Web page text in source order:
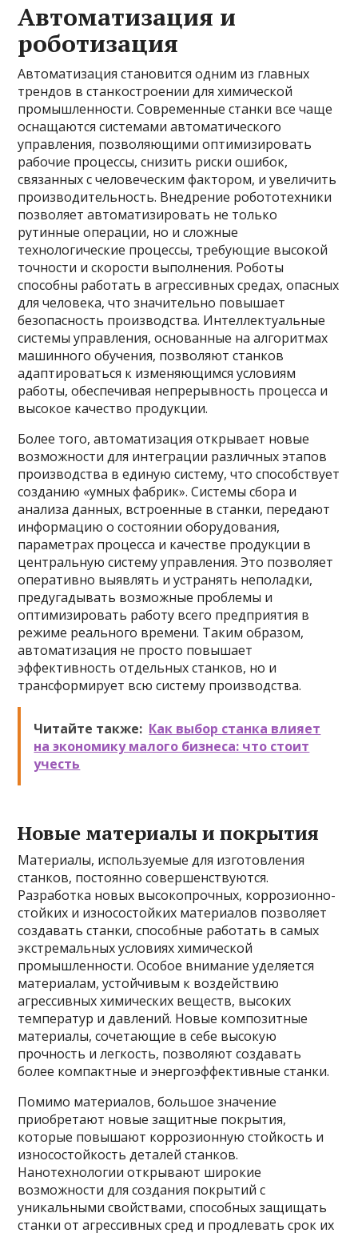
Автоматизация и
роботизация
Автоматизация становится одним из главных
трендов в станкостроении для химической
промышленности. Современные станки все чаще
оснащаются системами автоматического
управления, позволяющими оптимизировать
рабочие процессы, снизить риски ошибок,
связанных с человеческим фактором, и увеличить
производительность. Внедрение робототехники
позволяет автоматизировать не только
рутинные операции, но и сложные
технологические процессы, требующие высокой
точности и скорости выполнения. Роботы
способны работать в агрессивных средах, опасных
для человека, что значительно повышает
безопасность производства. Интеллектуальные
системы управления, основанные на алгоритмах
машинного обучения, позволяют станков
адаптироваться к изменяющимся условиям
работы, обеспечивая непрерывность процесса и
высокое качество продукции.
Более того, автоматизация открывает новые
возможности для интеграции различных этапов
производства в единую систему, что способствует
созданию «умных фабрик». Системы сбора и
анализа данных, встроенные в станки, передают
информацию о состоянии оборудования,
параметрах процесса и качестве продукции в
центральную систему управления. Это позволяет
оперативно выявлять и устранять неполадки,
предугадывать возможные проблемы и
оптимизировать работу всего предприятия в
режиме реального времени. Таким образом,
автоматизация не просто повышает
эффективность отдельных станков, но и
трансформирует всю систему производства.
Читайте также: Как выбор станка влияет
на экономику малого бизнеса: что стоит
учесть
Новые материалы и покрытия
Материалы, используемые для изготовления
станков, постоянно совершенствуются.
Разработка новых высокопрочных, коррозионно-
стойких и износостойких материалов позволяет
создавать станки, способные работать в самых
экстремальных условиях химической
промышленности. Особое внимание уделяется
материалам, устойчивым к воздействию
агрессивных химических веществ, высоких
температур и давлений. Новые композитные
материалы, сочетающие в себе высокую
прочность и легкость, позволяют создавать
более компактные и энергоэффективные станки.
Помимо материалов, большое значение
приобретают новые защитные покрытия,
которые повышают коррозионную стойкость и
износостойкость деталей станков.
Нанотехнологии открывают широкие
возможности для создания покрытий с
уникальными свойствами, способных защищать
станки от агрессивных сред и продлевать срок их